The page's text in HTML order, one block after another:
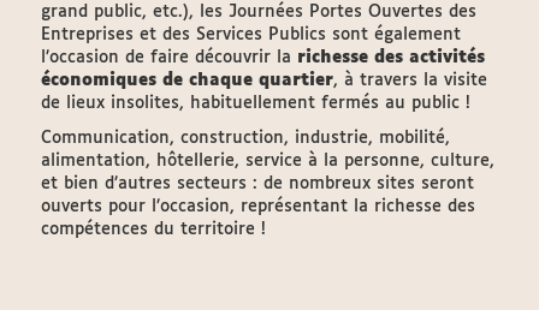
grand public, etc.), les Journées Portes Ouvertes des
Entreprises et des Services Publics sont également
l’occasion de faire découvrir la richesse des activités
économiques de chaque quartier, à travers la visite
de lieux insolites, habituellement fermés au public !
Communication, construction, industrie, mobilité,
alimentation, hôtellerie, service à la personne, culture,
et bien d’autres secteurs : de nombreux sites seront
ouverts pour l’occasion, représentant la richesse des
compétences du territoire !